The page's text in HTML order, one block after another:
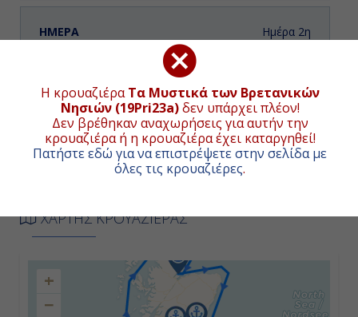
Η κρουαζιέραΤα Μυστικά των Βρετανικών
Νησιών (19Pri23a)δεν υπάρχει πλέον!
Δεν βρέθηκαν αναχωρήσεις για αυτήν την
κρουαζιέρα ή η κρουαζιέρα έχει καταργηθεί!
Πατήστε εδώ για να επιστρέψετε στην σελίδα με
όλες τις κρουαζιέρες.
Ημέρα 2η
Γκέρνσεϊ ( Σαιντ Πήτερ Πορτ ),
06:00
16:00
Κορκ - Ιρλανδία, Αγγλία
18:00
ΧΑΡΤΗΣ ΚΡΟΥΑΖΙΕΡΑΣ
+
−